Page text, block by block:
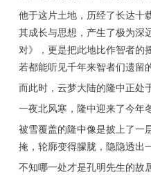
他于这片土地，历经了长达十
其成长与思想，产生了极为深
对》，更是把此地比作智者的
若都能听见千年来智者们遗留
而此时，云梦大陆的隆中正处
一夜北风寒，隆中迎来了今年
被雪覆盖的隆中像是披上了一
掩，轮廓变得朦胧，隐隐透出
不知哪一处才是孔明先生的故